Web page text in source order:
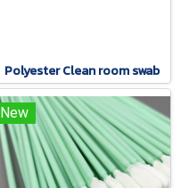
Polyester Clean room swab
New